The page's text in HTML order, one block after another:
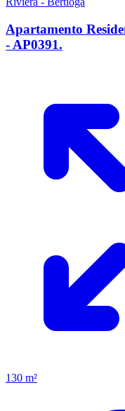
Apartamento
- AP0391.
130 m²